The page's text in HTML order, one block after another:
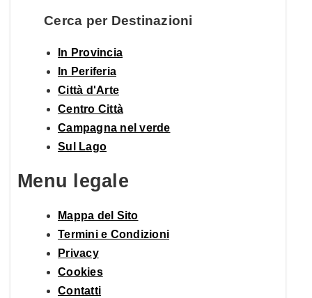
Cerca per Destinazioni
In Provincia
In Periferia
Città d'Arte
Centro Città
Campagna nel verde
Sul Lago
Menu legale
Mappa del Sito
Termini e Condizioni
Privacy
Cookies
Contatti